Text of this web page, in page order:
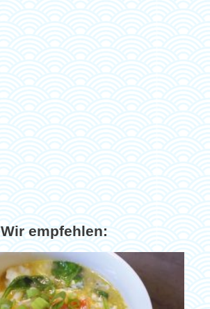
Wir empfehlen: